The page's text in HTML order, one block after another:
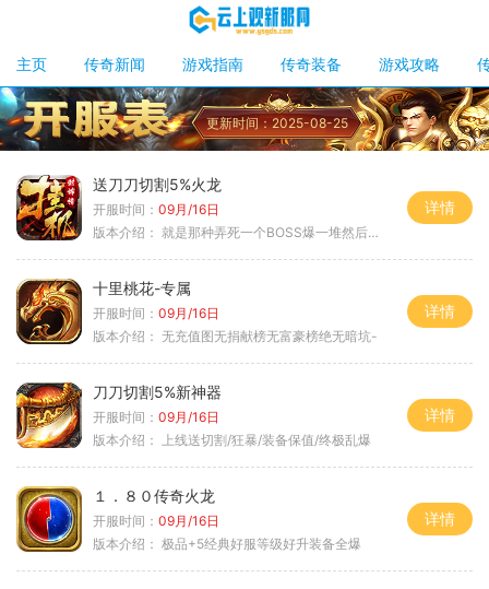
主页 传奇新闻 游戏指南 传奇装备 游戏攻略
更新时间：2025-08-25
送刀刀切割5%火龙
开服时间： 09月/16日
版本介绍： 就是那种弄死一个BOSS爆一堆然后就起飞
详情
十里桃花-专属
开服时间： 09月/16日
版本介绍： 无充值图无捐献榜无富豪榜绝无暗坑-
详情
刀刀切割5%新神器
开服时间： 09月/16日
版本介绍：
上线送切割/狂暴/装备保值/终极乱爆
详情
１．８０传奇火龙
开服时间： 09月/16日
版本介绍： 极品+5经典好服等级好升装备全爆
详情